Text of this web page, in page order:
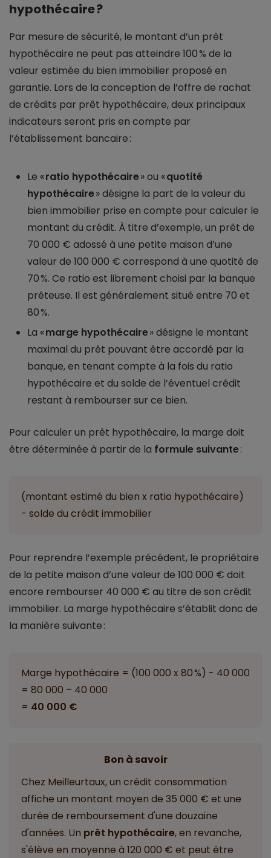
hypothécaire ?
Par mesure de sécurité, le montant d’un prêt
hypothécaire ne peut pas atteindre 100 % de la
valeur estimée du bien immobilier proposé en
garantie. Lors de la conception de l’offre de rachat
de crédits par prêt hypothécaire, deux principaux
indicateurs seront pris en compte par
l’établissement bancaire :
Le «ratio hypothécaire» ou «quotité
hypothécaire» désigne la part de la valeur du
bien immobilier prise en compte pour calculer le
montant du crédit. À titre d’exemple, un prêt de
70 000 € adossé à une petite maison d’une
valeur de 100 000 € correspond à une quotité de
70 %. Ce ratio est librement choisi par la banque
prêteuse. Il est généralement situé entre 70 et
80 %.
La «marge hypothécaire» désigne le montant
maximal du prêt pouvant être accordé par la
banque, en tenant compte à la fois du ratio
hypothécaire et du solde de l’éventuel crédit
restant à rembourser sur ce bien.
Pour calculer un prêt hypothécaire, la marge doit
être déterminée à partir de la formule suivante:
(montant estimé du bien x ratio hypothécaire)
- solde du crédit immobilier
Pour reprendre l’exemple précédent, le propriétaire
de la petite maison d’une valeur de 100 000 € doit
encore rembourser 40 000 € au titre de son crédit
immobilier. La marge hypothécaire s’établit donc de
la manière suivante :
Marge hypothécaire = (100 000 x 80 %) - 40 000
= 80 000 – 40 000
= 40 000 €
Bon à savoir
Chez Meilleurtaux, un crédit consommation
affiche un montant moyen de 35 000 € et une
durée de remboursement d'une douzaine
d'années. Un prêt hypothécaire, en revanche,
s'élève en moyenne à 120 000 € et peut être